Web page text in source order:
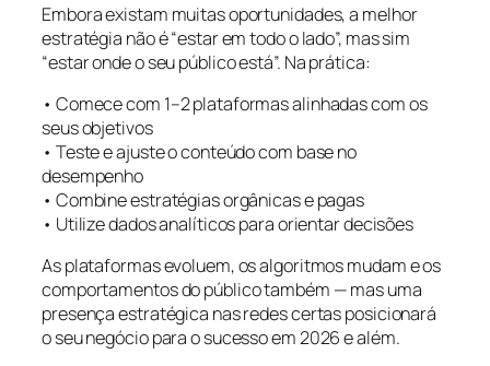
Embora existam muitas oportunidades, a melhor
estratégia não é “estar em todo o lado”, mas sim
“estar onde o seu público está”. Na prática:
• Comece com 1–2 plataformas alinhadas com os
seus objetivos
• Teste e ajuste o conteúdo com base no
desempenho
• Combine estratégias orgânicas e pagas
• Utilize dados analíticos para orientar decisões
As plataformas evoluem, os algoritmos mudam e os
comportamentos do público também — mas uma
presença estratégica nas redes certas posicionará
o seu negócio para o sucesso em 2026 e além.